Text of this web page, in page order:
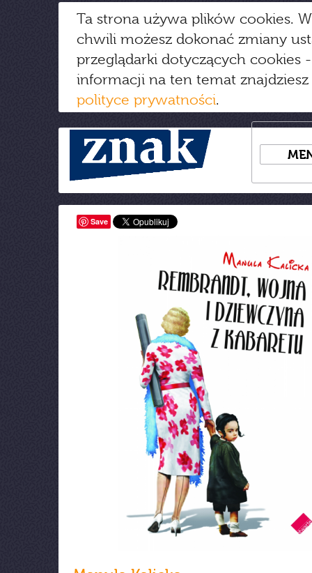
Ta strona używa plików cookies.
chwili możesz dokonać zmiany
przeglądarki dotyczących cookies
informacji na ten temat
polityce prywatności.
Save